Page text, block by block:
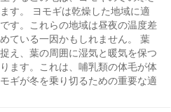
す。 ヨモギは乾燥した地域に適
す。これらの地域は昼夜の温度差
ている一因かもしれません。 葉
え、葉の周囲に湿気と暖気を保つ
ます。これは、哺乳類の体毛が体
ギが冬を乗り切るための重要な適